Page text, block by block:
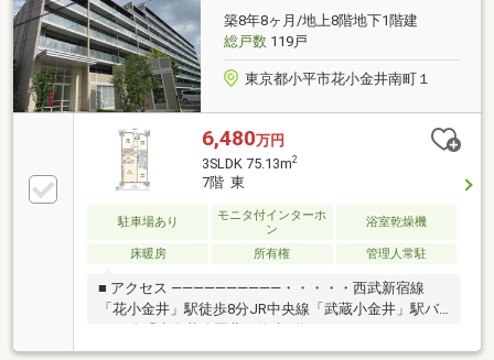
築8年8ヶ月/地上8階地下1階建
総戸数119戸
東京都小平市花小金井南町１
6,480万円
3SLDK 75.13m2
7階 東
駐車場あり
モニタ付インターホ
ン
浴室乾燥機
床暖房 所有権 管理人常駐
■ アクセス ――――――――――・・・・・西武新宿線
「花小金井」駅徒歩8分JR中央線「武蔵小金井」駅バ
ス19分「小金井公園北」停歩7分■ おすすめポイント
――――――――・・・・・○住友不動産旧分譲、多棟あ